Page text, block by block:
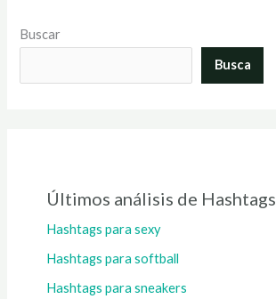
Buscar
Busca
Últimos análisis de Hashtags
Hashtags para sexy
Hashtags para softball
Hashtags para sneakers